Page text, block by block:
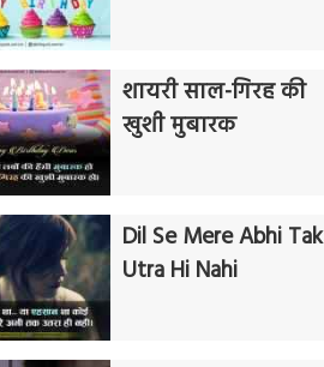
शायरी साल-गिरह की
खुशी मुबारक
Dil Se Mere Abhi Tak
Utra Hi Nahi